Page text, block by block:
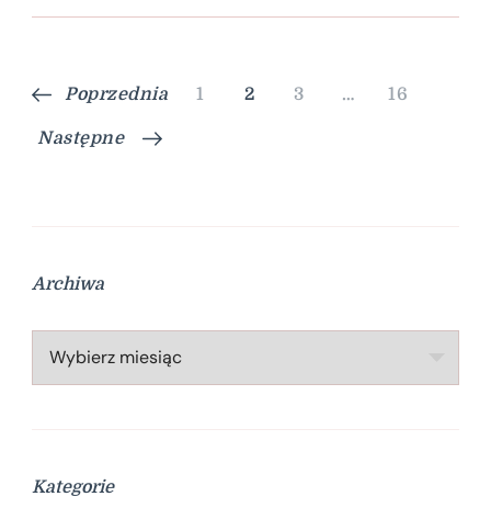
Stronicowanie
wpisów
Poprzednia Strona
1 Strona
2 Strona
3 … Strona
16
Następne
Archiwa
Archiwa
Kategorie